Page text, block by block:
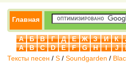
Главная
А Б В Г Д Е Ж З И К
A
B C D E F G H I J
Тексты песен / S / Soundgarden /